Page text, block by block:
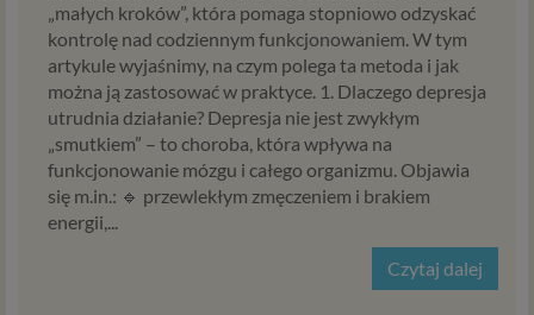
„małych kroków”, która pomaga stopniowo odzyskać
kontrolę nad codziennym funkcjonowaniem. W tym
artykule wyjaśnimy, na czym polega ta metoda i jak
można ją zastosować w praktyce. 1. Dlaczego depresja
utrudnia działanie? Depresja nie jest zwykłym
„smutkiem” – to choroba, która wpływa na
funkcjonowanie mózgu i całego organizmu. Objawia
się m.in.: 🔹 przewlekłym zmęczeniem i brakiem
energii,...
Czytaj dalej